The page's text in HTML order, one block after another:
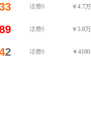
话费0 ￥4.7万
话费0 ￥5.8万
2 话费0 ￥4100